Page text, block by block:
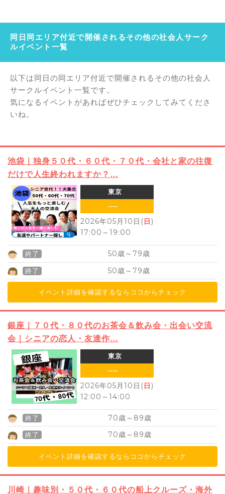
同日同エリア付近で開催されるその他の社会人サーク
ルイベント一覧
以下は同日の同エリア付近で開催されるその他の社会人
サークルイベント一覧です。
気になるイベントがあればぜひチェックしてみてくださ
いね。
池袋｜独身５０代・６０代・７０代・会社と家の往復
だけで人生終われますか？…
東京
----
2026年05月10日(日)
17:00 ～ 19:00
終了 50歳～ 79歳
終了 50歳～ 79歳
イベント詳細を確認するならココからチェック
銀座｜７０代・８０代のお茶会＆飲み会・出会い交流
会｜シニアの恋人・友達作…
東京
----
2026年05月10日(日)
12:00 ～ 14:00
終了 70歳～ 89歳
終了 70歳～ 89歳
イベント詳細を確認するならココからチェック
川崎｜趣味別・５０代・６０代の船上クルーズ・海外